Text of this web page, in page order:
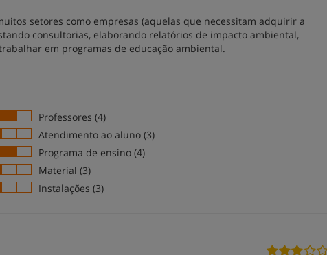
setores como empresas (aquelas que necessitam adquirir a
consultorias, elaborando relatórios de impacto ambiental,
em programas de educação ambiental.
Professores (4)
Atendimento ao aluno (3)
Programa de ensino (4)
Material (3)
Instalações (3)